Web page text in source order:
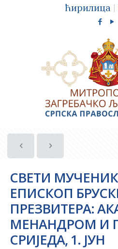
ћирилица |
СВЕТИ
ЕПИСКОП
ПРЕЗВИТЕРА:
МЕНАНДРОМ И
СРИЈЕДА, 1. ЈУН